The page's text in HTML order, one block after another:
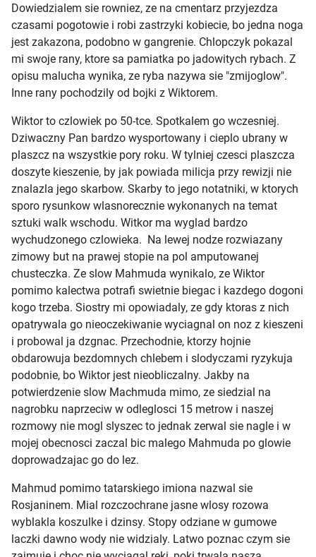
Dowiedzialem sie rowniez, ze na cmentarz przyjezdza
czasami pogotowie i robi zastrzyki kobiecie, bo jedna noga
jest zakazona, podobno w gangrenie. Chlopczyk pokazal
mi swoje rany, ktore sa pamiatka po jadowitych rybach. Z
opisu malucha wynika, ze ryba nazywa sie "zmijoglow".
Inne rany pochodzily od bojki z Wiktorem.
Wiktor to czlowiek po 50-tce. Spotkalem go wczesniej.
Dziwaczny Pan bardzo wysportowany i cieplo ubrany w
plaszcz na wszystkie pory roku. W tylniej czesci plaszcza
doszyte kieszenie, by jak powiada milicja przy rewizji nie
znalazla jego skarbow. Skarby to jego notatniki, w ktorych
sporo rysunkow wlasnorecznie wykonanych na temat
sztuki walk wschodu. Witkor ma wyglad bardzo
wychudzonego czlowieka. Na lewej nodze rozwiazany
zimowy but na prawej stopie na pol amputowanej
chusteczka. Ze slow Mahmuda wynikalo, ze Wiktor
pomimo kalectwa potrafi swietnie biegac i kazdego dogoni
kogo trzeba. Siostry mi opowiadaly, ze gdy ktoras z nich
opatrywala go nieoczekiwanie wyciagnal on noz z kieszeni
i probowal ja dzgnac. Przechodnie, ktorzy hojnie
obdarowuja bezdomnych chlebem i slodyczami ryzykuja
podobnie, bo Wiktor jest nieobliczalny. Jakby na
potwierdzenie slow Machmuda mimo, ze siedzial na
nagrobku naprzeciw w odleglosci 15 metrow i naszej
rozmowy nie mogl slyszec to jednak zerwal sie nagle i w
mojej obecnosci zaczal bic malego Mahmuda po glowie
doprowadzajac go do lez.
Mahmud pomimo tatarskiego imiona nazwal sie
Rosjaninem. Mial rozczochrane jasne wlosy rozowa
wyblakla koszulke i dzinsy. Stopy odziane w gumowe
laczki dawno wody nie widzialy. Latwo poznac czym sie